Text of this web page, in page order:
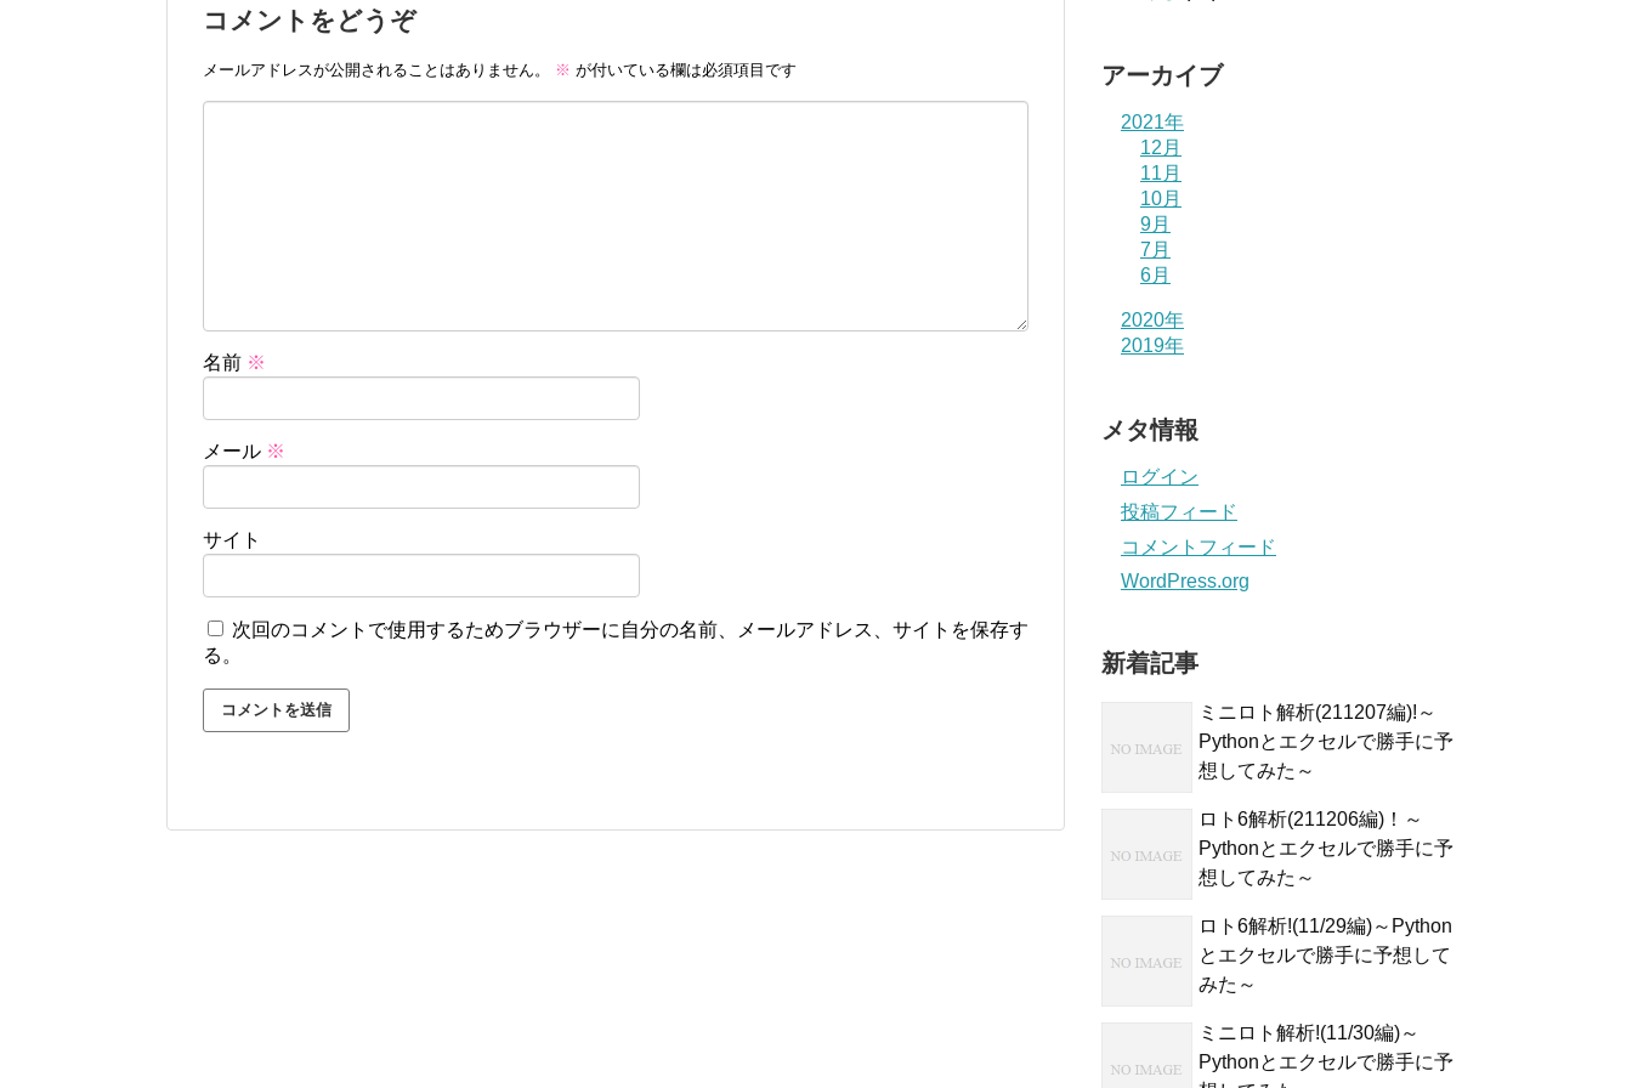
コメントをどうぞ
メールアドレスが公開されることはありません。 ※ が付いている欄は必須項目です
名前 ※
メール ※
サイト
次回のコメントで使用するためブラウザーに自分の名前、メールアドレス、サイトを保存す
る。
アーカイブ
2021年
12月
11月
10月
9月
7月
6月
2020年
2019年
メタ情報
ログイン
投稿フィード
コメントフィード
WordPress.org
新着記事
ミニロト解析(211207編)!～
Pythonとエクセルで勝手に予
想してみた～
ロト6解析(211206編)！～
Pythonとエクセルで勝手に予
想してみた～
ロト6解析!(11/29編)～Python
とエクセルで勝手に予想して
みた～
ミニロト解析!(11/30編)～
Pythonとエクセルで勝手に予